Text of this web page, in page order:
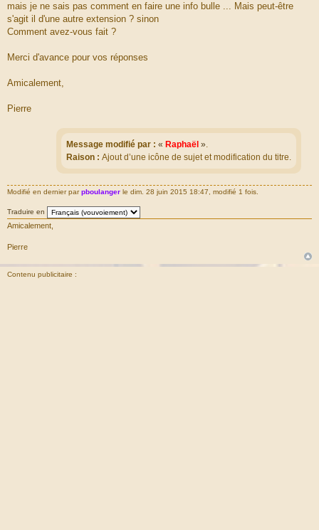
mais je ne sais pas comment en faire une info bulle ... Mais peut-être
s'agit il d'une autre extension ? sinon
Comment avez-vous fait ?
Merci d'avance pour vos réponses
Amicalement,
Pierre
Message modifié par : « Raphaël ».
Raison : Ajout d’une icône de sujet et modification du titre.
Modifié en dernier parpboulanger le dim. 28 juin 2015 18:47, modifié 1 fois.
Traduire en
Amicalement,
Pierre
Contenu publicitaire :